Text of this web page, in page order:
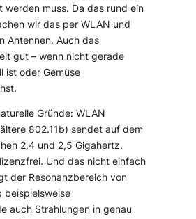
werden muss. Da das rund ein
wir das per WLAN und
Antennen. Auch das
gut – wenn nicht gerade
ist oder Gemüse
Gründe: WLAN
802.11b) sendet auf dem
2,4 und 2,5 Gigahertz.
Und das nicht einfach
der Resonanzbereich von
beispielsweise
auch Strahlungen in genau